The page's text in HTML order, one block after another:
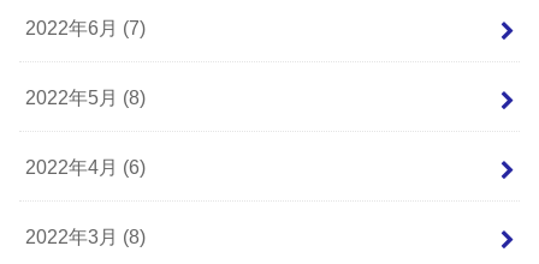
2022年6月 (7)
2022年5月 (8)
2022年4月 (6)
2022年3月 (8)